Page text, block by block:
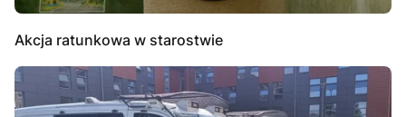
Akcja ratunkowa w starostwie